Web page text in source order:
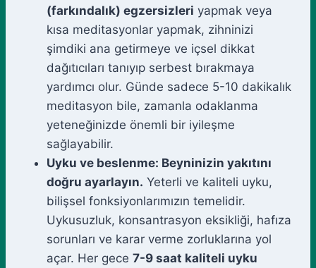
(farkındalık) egzersizleri yapmak veya
kısa meditasyonlar yapmak, zihninizi
şimdiki ana getirmeye ve içsel dikkat
dağıtıcıları tanıyıp serbest bırakmaya
yardımcı olur. Günde sadece 5-10 dakikalık
meditasyon bile, zamanla odaklanma
yeteneğinizde önemli bir iyileşme
sağlayabilir.
Uyku ve beslenme: Beyninizin yakıtını
doğru ayarlayın. Yeterli ve kaliteli uyku,
bilişsel fonksiyonlarımızın temelidir.
Uykusuzluk, konsantrasyon eksikliği, hafıza
sorunları ve karar verme zorluklarına yol
açar. Her gece 7-9 saat kaliteli uyku